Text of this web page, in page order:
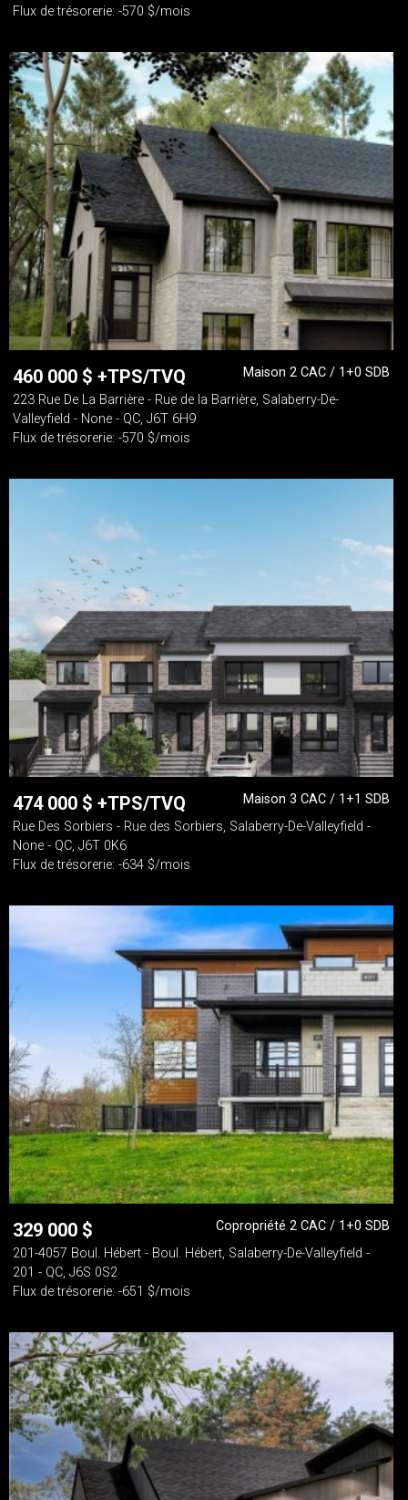
Flux de trésorerie: -570 $/mois
460 000 $ +TPS/TVQ
Maison 2 CAC / 1+0 SDB
223 Rue De La Barrière - Rue de la Barrière, Salaberry-De-
Valleyfield - None - QC, J6T 6H9
Flux de trésorerie: -570 $/mois
474 000 $ +TPS/TVQ
Maison 3 CAC / 1+1 SDB
Rue Des Sorbiers - Rue des Sorbiers, Salaberry-De-Valleyfield -
None - QC, J6T 0K6
Flux de trésorerie: -634 $/mois
329 000 $
Copropriété 2 CAC / 1+0 SDB
201-4057 Boul. Hébert - Boul. Hébert, Salaberry-De-Valleyfield -
201 - QC, J6S 0S2
Flux de trésorerie: -651 $/mois